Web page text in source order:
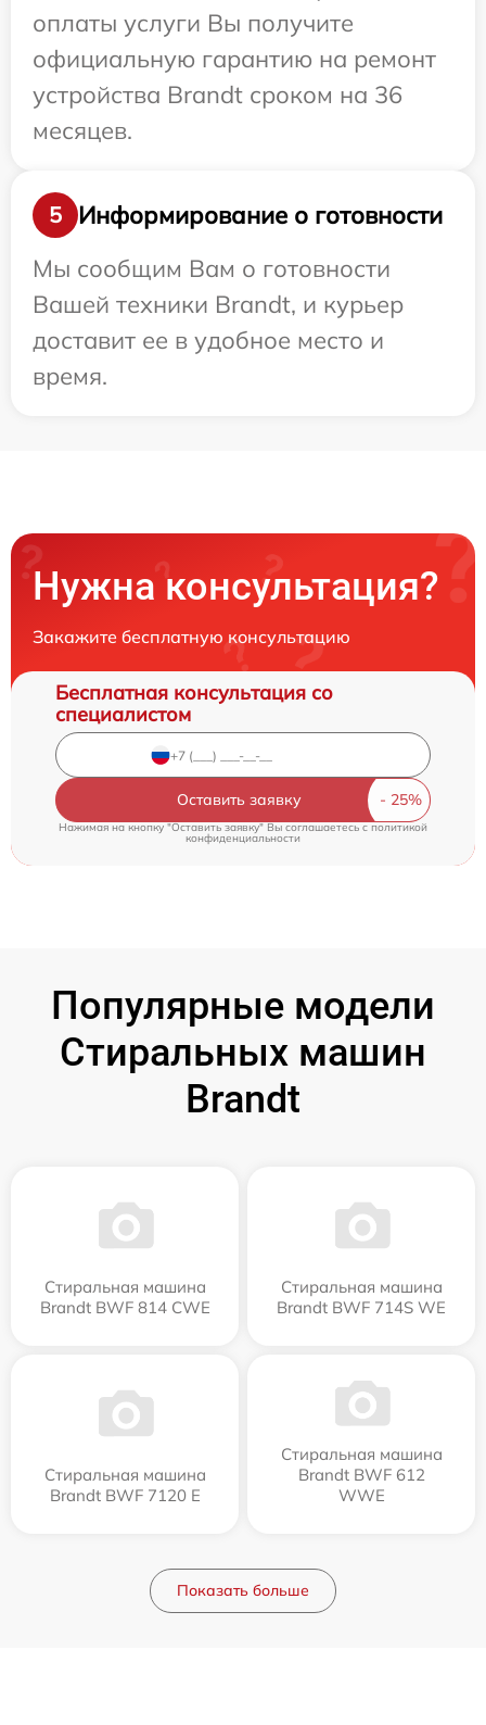
оплаты услуги Вы получите
официальную гарантию на ремонт
устройства Brandt сроком на 36
месяцев.
5
Информирование о готовности
Мы сообщим Вам о готовности
Вашей техники Brandt, и курьер
доставит ее в удобное место и
время.
Нужна консультация?
Закажите бесплатную консультацию
Бесплатная консультация со
специалистом
Оставить заявку
Нажимая на кнопку "Оставить заявку" Вы соглашаетесь c политикой
конфиденциальности
Популярные модели
Стиральных машин
Brandt
Стиральная машина
Brandt BWF 814 CWE
Стиральная машина
Brandt BWF 714S WE
Стиральная машина
Brandt BWF 7120 E
Стиральная машина
Brandt BWF 612
WWE
Показать больше